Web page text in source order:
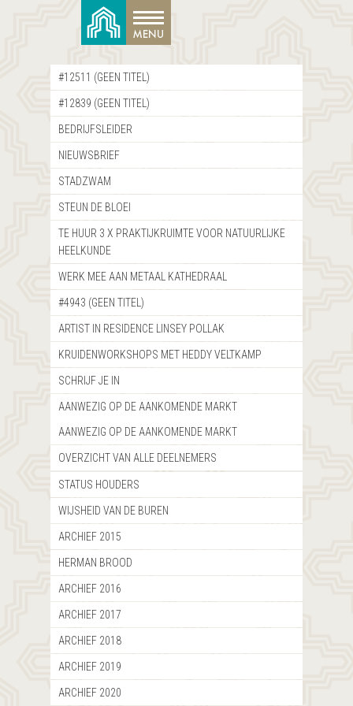
#12511 (GEEN TITEL)
#12839 (GEEN TITEL)
BEDRIJFSLEIDER
NIEUWSBRIEF
STADZWAM
STEUN DE BLOEI
TE HUUR 3 X PRAKTIJKRUIMTE VOOR NATUURLIJKE
HEELKUNDE
WERK MEE AAN METAAL KATHEDRAAL
#4943 (GEEN TITEL)
ARTIST IN RESIDENCE LINSEY POLLAK
KRUIDENWORKSHOPS MET HEDDY VELTKAMP
SCHRIJF JE IN
AANWEZIG OP DE AANKOMENDE MARKT
AANWEZIG OP DE AANKOMENDE MARKT
OVERZICHT VAN ALLE DEELNEMERS
STATUS HOUDERS
WIJSHEID VAN DE BUREN
ARCHIEF 2015
HERMAN BROOD
ARCHIEF 2016
ARCHIEF 2017
ARCHIEF 2018
ARCHIEF 2019
ARCHIEF 2020